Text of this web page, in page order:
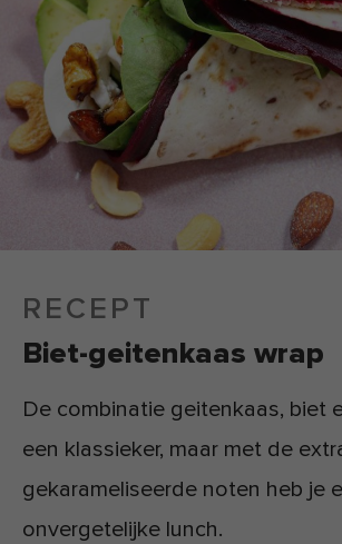
RECEPT
Biet-geitenkaas wrap
De combinatie geitenkaas, biet
een klassieker, maar met de
gekarameliseerde noten heb je
onvergetelijke lunch.